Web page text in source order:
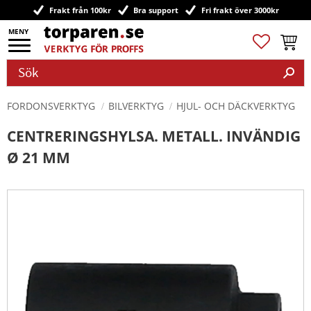
Meny
Frakt från 100kr Bra support Fri frakt över 3000kr
Favoriter
FORDONSVERKTYG BILVERKTYG HJUL- OCH DÄCKVERKTYG
CENTRERINGSHYLSA. METALL. INVÄNDIG
Ø 21 MM